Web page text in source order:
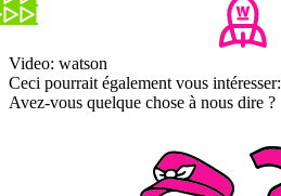
Video: watson
Ceci pourrait également vous intéresser:
Avez-vous quelque chose à nous dire ?